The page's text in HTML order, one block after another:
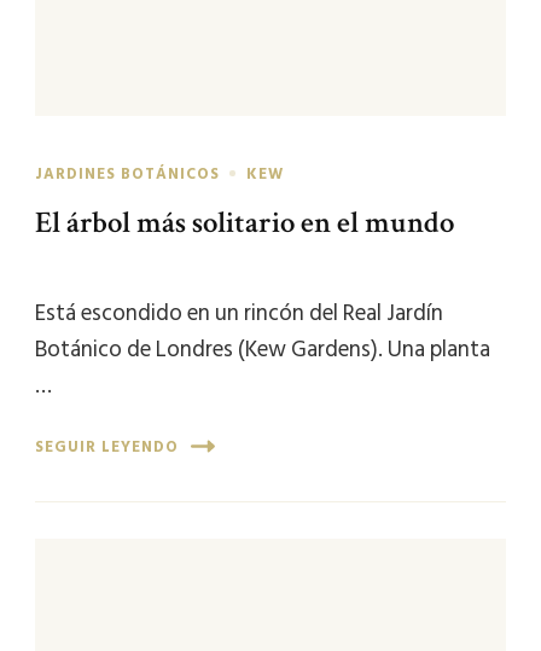
JARDINES BOTÁNICOS KEW
El árbol más solitario en el mundo
Está escondido en un rincón del Real Jardín
Botánico de Londres (Kew Gardens). Una planta
…
SEGUIR LEYENDO